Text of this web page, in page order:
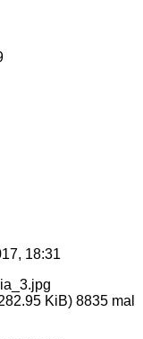
18:31
KiB) 8835 mal